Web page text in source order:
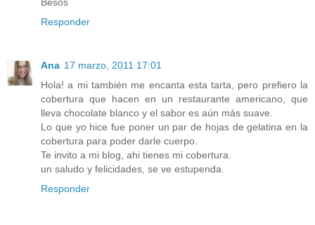
Responder
Ana 17 marzo, 2011 17:01
Hola! a mi también me encanta esta tarta, pero prefiero la
cobertura que hacen en un restaurante americano, que
lleva chocolate blanco y el sabor es aún más suave.
Lo que yo hice fue poner un par de hojas de gelatina en la
cobertura para poder darle cuerpo.
Te invito a mi blog, ahi tienes mi cobertura.
un saludo y felicidades, se ve estupenda.
Responder